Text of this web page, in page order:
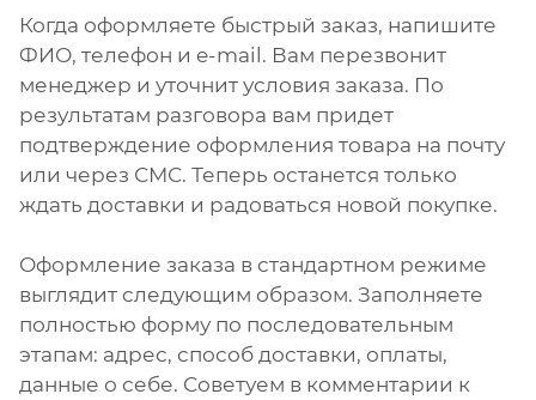
Когда оформляете быстрый заказ, напишите
ФИО, телефон и e-mail. Вам перезвонит
менеджер и уточнит условия заказа. По
результатам разговора вам придет
подтверждение оформления товара на почту
или через СМС. Теперь останется только
ждать доставки и радоваться новой покупке.
Оформление заказа в стандартном режиме
выглядит следующим образом. Заполняете
полностью форму по последовательным
этапам: адрес, способ доставки, оплаты,
данные о себе. Советуем в комментарии к